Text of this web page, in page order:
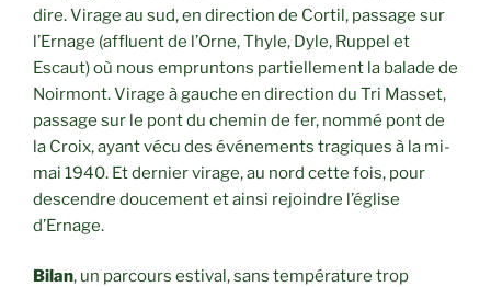
dire. Virage au sud, en direction de Cortil, passage sur
l’Ernage (affluent de l’Orne, Thyle, Dyle, Ruppel et
Escaut) où nous empruntons partiellement la balade de
Noirmont. Virage à gauche en direction du Tri Masset,
passage sur le pont du chemin de fer, nommé pont de
la Croix, ayant vécu des événements tragiques à la mi-
mai 1940. Et dernier virage, au nord cette fois, pour
descendre doucement et ainsi rejoindre l’église
d’Ernage.
Bilan, un parcours estival, sans température trop